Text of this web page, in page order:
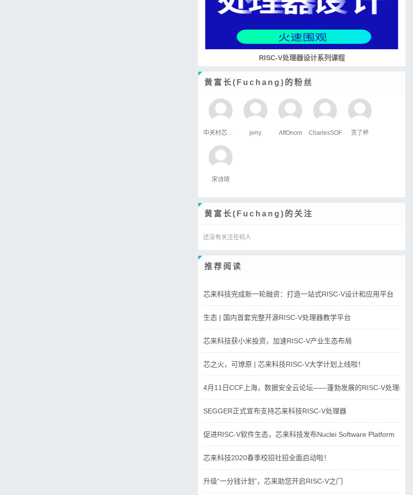
培养RISC-V大学土壤 共建RISC-V教育生态
黄富长(Fuchang)的粉丝
jerry AffOnom CharlesSOF 贪了杯
宋诗琦
黄富长(Fuchang)的关注
还没有关注任何人
推荐阅读
芯来科技完成新一轮融资：打造一站式RISC-V设计和应用平台
生态 | 国内首套完整开源RISC-V处理器教学平台
芯来科技获小米投资，加速RISC-V产业生态布局
芯之火，可燎原 | 芯来科技RISC-V大学计划上线啦！
4月11日CCF上海，数据安全云论坛——蓬勃发展的RISC-V处理器
SEGGER正式宣布支持芯来科技RISC-V处理器
促进RISC-V软件生态，芯来科技发布Nuclei Software Platform
芯来科技2020春季校招社招全面启动啦！
升级“一分钱计划”，芯来助您开启RISC-V之门